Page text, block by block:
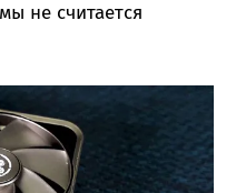
не считается